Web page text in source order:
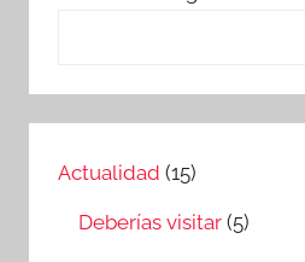
Actualidad (15)
Deberías visitar (5)